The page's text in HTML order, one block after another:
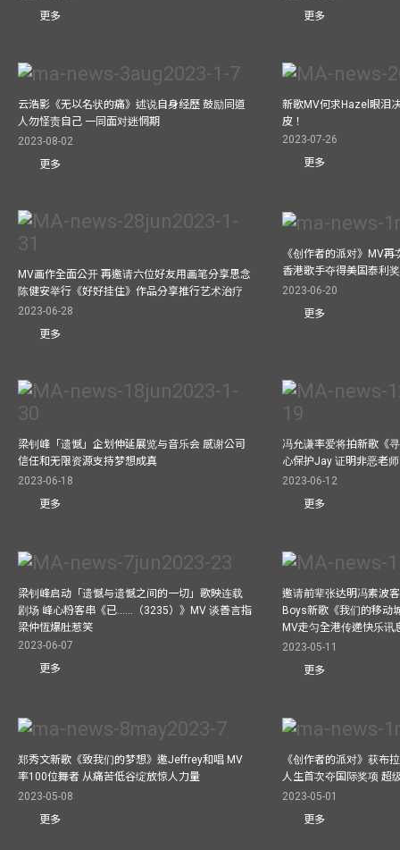
更多
更多
云浩影《无以名状的痛》述说自身经歷 鼓励同道
人勿怪责自己 一同面对迷惘期
2023-08-02
更多
新歌MV何求Hazel眼泪
皮！
2023-07-26
更多
MV画作全面公开 再邀请六位好友用画笔分享思念
陈健安举行《好好挂住》作品分享推行艺术治疗
2023-06-28
更多
《创作者的派对》MV
香港歌手夺得美国泰利
2023-06-20
更多
梁钊峰「遗憾」企划伸延展览与音乐会 感谢公司
信任和无限资源支持梦想成真
2023-06-18
更多
冯允谦率爱将拍新歌《
心保护Jay 证明非恶老
2023-06-12
更多
梁钊峰启动「遗憾与遗憾之间的一切」歌映连载
剧场 峰心粉客串《已……（3235）》MV 谈善言指
梁仲恆爆肚惹笑
2023-06-07
更多
邀请前辈张达明冯素波
Boys新歌《我们的移动
MV走匀全港传递快乐讯
2023-05-11
更多
郑秀文新歌《致我们的梦想》邀Jeffrey和唱 MV
率100位舞者 从痛苦低谷绽放惊人力量
2023-05-08
更多
《创作者的派对》获布
人生首次夺国际奖项 超
2023-05-01
更多